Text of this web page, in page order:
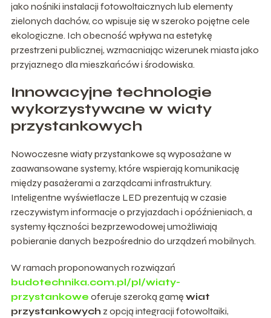
jako nośniki instalacji fotowoltaicznych lub elementy
zielonych dachów, co wpisuje się w szeroko pojętne cele
ekologiczne. Ich obecność wpływa na estetykę
przestrzeni publicznej, wzmacniając wizerunek miasta jako
przyjaznego dla mieszkańców i środowiska.
Innowacyjne technologie
wykorzystywane w wiaty
przystankowych
Nowoczesne wiaty przystankowe są wyposażane w
zaawansowane systemy, które wspierają komunikację
między pasażerami a zarządcami infrastruktury.
Inteligentne wyświetlacze LED prezentują w czasie
rzeczywistym informacje o przyjazdach i opóźnieniach, a
systemy łączności bezprzewodowej umożliwiają
pobieranie danych bezpośrednio do urządzeń mobilnych.
W ramach proponowanych rozwiązań
budotechnika.com.pl/pl/wiaty-
przystankowe oferuje szeroką gamę wiat
przystankowych z opcją integracji fotowoltaiki,